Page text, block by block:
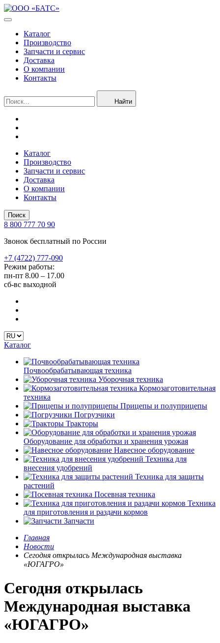
Каталог
Производство
Запчасти и сервис
Доставка
О компании
Контакты
Найти
Каталог
Производство
Запчасти и сервис
Доставка
О компании
Контакты
Поиск
8 800 777 70 90
Звонок бесплатный по России
+7 (4722) 777-090
Режим работы:
пн-пт 8.00 – 17.00
сб-вс выходной
Каталог
Почвообрабатывающая техника
Уборочная техника
Кормозаготовительная
техника
Прицепы и полуприцепы
Погрузчики
Тракторы
Оборудование для обработки и хранения урожая
Навесное оборудование
Техника для
внесения удобрений
Техника для защиты
растений
Посевная техника
Техника
для приготовления и раздачи кормов
Запчасти
Главная
Новости
Сегодня открылась Международная выставка
«ЮГАГРО»
Сегодня открылась
Международная выставка
«ЮГАГРО»